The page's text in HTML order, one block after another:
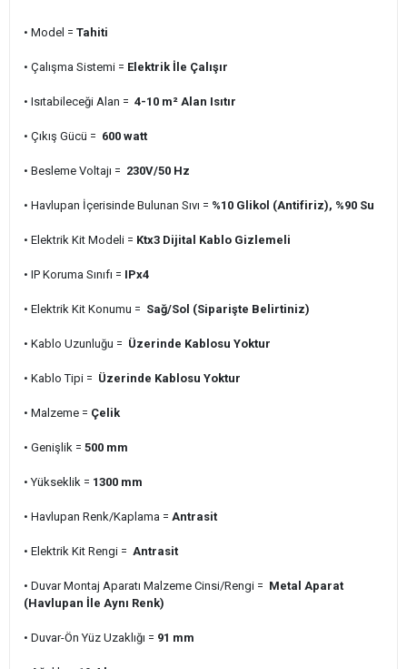
• Model = Tahiti
• Çalışma Sistemi = Elektrik İle Çalışır
• Isıtabileceği Alan = 4-10 m² Alan Isıtır
• Çıkış Gücü = 600 watt
• Besleme Voltajı = 230V/50 Hz
• Havlupan İçerisinde Bulunan Sıvı = %10 Glikol (Antifiriz), %90 Su
• Elektrik Kit Modeli = Ktx3 Dijital Kablo Gizlemeli
• IP Koruma Sınıfı = IPx4
• Elektrik Kit Konumu = Sağ/Sol (Siparişte Belirtiniz)
• Kablo Uzunluğu = Üzerinde Kablosu Yoktur
• Kablo Tipi = Üzerinde Kablosu Yoktur
• Malzeme = Çelik
• Genişlik = 500 mm
• Yükseklik = 1300 mm
• Havlupan Renk/Kaplama = Antrasit
• Elektrik Kit Rengi = Antrasit
• Duvar Montaj Aparatı Malzeme Cinsi/Rengi = Metal Aparat
(Havlupan İle Aynı Renk)
• Duvar-Ön Yüz Uzaklığı = 91 mm